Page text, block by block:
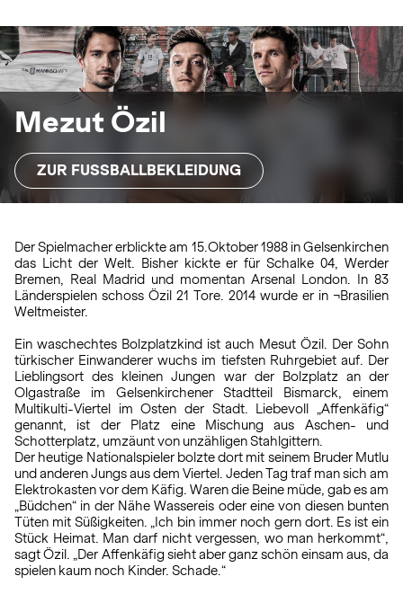
Mezut Özil
ZUR FUSSBALLBEKLEIDUNG
Der Spielmacher erblickte am 15.Oktober 1988 in Gelsenkirchen
das Licht der Welt. Bisher kickte er für Schalke 04, Werder
Bremen, Real Madrid und momentan Arsenal London. In 83
Länderspielen schoss Özil 21 Tore. 2014 wurde er in ¬Brasilien
Weltmeister.
Ein waschechtes Bolzplatzkind ist auch Mesut Özil. Der Sohn
türkischer Einwanderer wuchs im tiefsten Ruhrgebiet auf. Der
Lieblingsort des kleinen Jungen war der Bolzplatz an der
Olgastraße im Gelsenkirchener Stadtteil Bismarck, einem
Multikulti-Viertel im Osten der Stadt. Liebevoll „Affenkäfig“
genannt, ist der Platz eine Mischung aus Aschen- und
Schotterplatz, umzäunt von unzähligen Stahlgittern.
Der heutige Nationalspieler bolzte dort mit seinem Bruder Mutlu
und anderen Jungs aus dem Viertel. Jeden Tag traf man sich am
Elektrokasten vor dem Käfig. Waren die Beine müde, gab es am
„Büdchen“ in der Nähe Wassereis oder eine von diesen bunten
Tüten mit Süßigkeiten. „Ich bin immer noch gern dort. Es ist ein
Stück Heimat. Man darf nicht vergessen, wo man herkommt“,
sagt Özil. „Der Affenkäfig sieht aber ganz schön einsam aus, da
spielen kaum noch Kinder. Schade.“